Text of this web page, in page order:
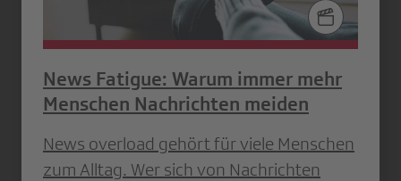
News Fatigue: Warum immer mehr
Menschen Nachrichten meiden
News overload gehört für viele Menschen
zum Alltag. Wer sich von Nachrichten